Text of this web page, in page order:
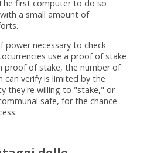
first computer to do so
a small amount of
power necessary to check
use a proof of stake
proof of stake, the number of
can verify is limited by the
they're willing to "stake," or
safe, for the chance